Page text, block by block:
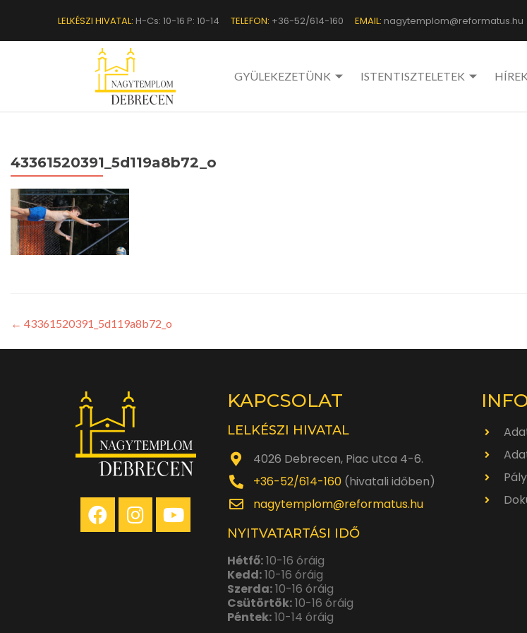
LELKÉSZI HIVATAL: H-Cs: 10-16 P: 10-14 TELEFON: +36-52/614-160 EMAIL: nagytemplom@reformatus.hu
GYÜLEKEZETÜNK ISTENTISZTELETEK
43361520391_5d119a8b72_o
← 43361520391_5d119a8b72_o
KAPCSOLAT
LELKÉSZI HIVATAL
4026 Debrecen, Piac utca 4-6.
+36-52/614-160 (hivatali időben)
nagytemplom@reformatus.hu
NYITVATARTÁSI IDŐ
Hétfő:10-16 óráig
Kedd:10-16 óráig
Szerda:10-16 óráig
Csütörtök:10-16 óráig
Péntek:10-14 óráig